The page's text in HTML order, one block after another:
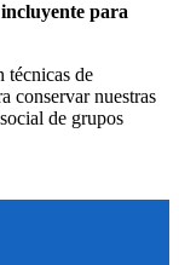
para
técnicas de
conservar nuestras
de grupos